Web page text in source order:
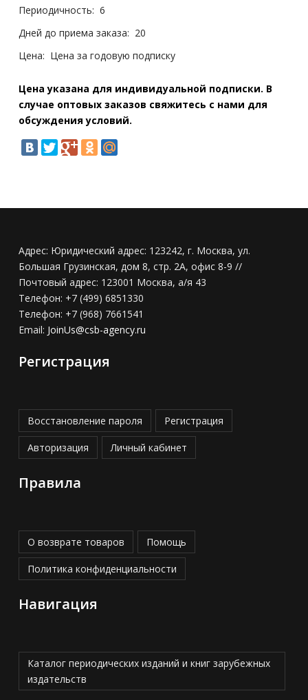
Периодичность: 6
Дней до приема заказа: 20
Цена: Цена за годовую подписку
Цена указана для индивидуальной подписки. В
случае оптовых заказов свяжитесь с нами для
обсуждения условий.
Адрес: Юридический адрес: 123242, г. Москва, ул.
Большая Грузинская, дом 8, стр. 2А, офис 8-9 //
Почтовый адрес: 123001 Москва, а/я 43
Телефон: +7 (499) 6851330
Телефон: +7 (968) 7661541
Email: JoinUs@csb-agency.ru
Регистрация
Восстановление пароля Регистрация
Авторизация Личный кабинет
Правила
О возврате товаров Помощь
Политика конфиденциальности
Навигация
Каталог периодических изданий и книг зарубежных
издательств